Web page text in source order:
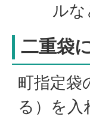
ル
二重袋
町指定袋
る）を入